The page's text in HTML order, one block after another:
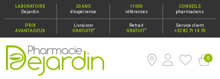
LABORATOIRE
Dejardin
20 ANS
d’expérience
11000
références
CONSEILS
pharmaciens
PRIX
AVANTAGEUX
Livraison
GRATUITE*
Retrait
GRATUIT*
Service client
+32 82 71 14 70
Pharmacie Dejardin Nos 4 pharmacies : Beauraing,
0